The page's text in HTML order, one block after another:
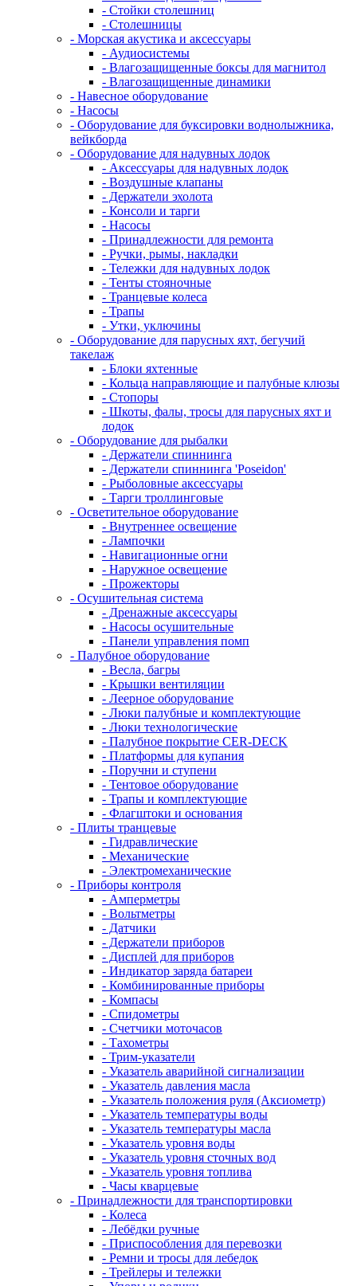
- Стойки столешниц
- Столешницы
- Морская акустика и аксессуары
- Аудиосистемы
- Влагозащищенные боксы для магнитол
- Влагозащищенные динамики
- Навесное оборудование
- Насосы
- Оборудование для буксировки воднолыжника,
вейкборда
- Оборудование для надувных лодок
- Аксессуары для надувных лодок
- Воздушные клапаны
- Держатели эхолота
- Консоли и тарги
- Насосы
- Принадлежности для ремонта
- Ручки, рымы, накладки
- Тележки для надувных лодок
- Тенты стояночные
- Транцевые колеса
- Трапы
- Утки, уключины
- Оборудование для парусных яхт, бегучий
такелаж
- Блоки яхтенные
- Кольца направляющие и палубные клюзы
- Стопоры
- Шкоты, фалы, тросы для парусных яхт и
лодок
- Оборудование для рыбалки
- Держатели спиннинга
- Держатели спиннинга 'Poseidon'
- Рыболовные аксессуары
- Тарги троллинговые
- Осветительное оборудование
- Внутреннее освещение
- Лампочки
- Навигационные огни
- Наружное освещение
- Прожекторы
- Осушительная система
- Дренажные аксессуары
- Насосы осушительные
- Панели управления помп
- Палубное оборудование
- Весла, багры
- Крышки вентиляции
- Леерное оборудование
- Люки палубные и комплектующие
- Люки технологические
- Палубное покрытие CER-DECK
- Платформы для купания
- Поручни и ступени
- Тентовое оборудование
- Трапы и комплектующие
- Флагштоки и основания
- Плиты транцевые
- Гидравлические
- Механические
- Электромеханические
- Приборы контроля
- Амперметры
- Вольтметры
- Датчики
- Держатели приборов
- Дисплей для приборов
- Индикатор заряда батареи
- Комбинированные приборы
- Компасы
- Спидометры
- Счетчики моточасов
- Тахометры
- Трим-указатели
- Указатель аварийной сигнализации
- Указатель давления масла
- Указатель положения руля (Аксиометр)
- Указатель температуры воды
- Указатель температуры масла
- Указатель уровня воды
- Указатель уровня сточных вод
- Указатель уровня топлива
- Часы кварцевые
- Принадлежности для транспортировки
- Колеса
- Лебёдки ручные
- Приспособления для перевозки
- Ремни и тросы для лебедок
- Трейлеры и тележки